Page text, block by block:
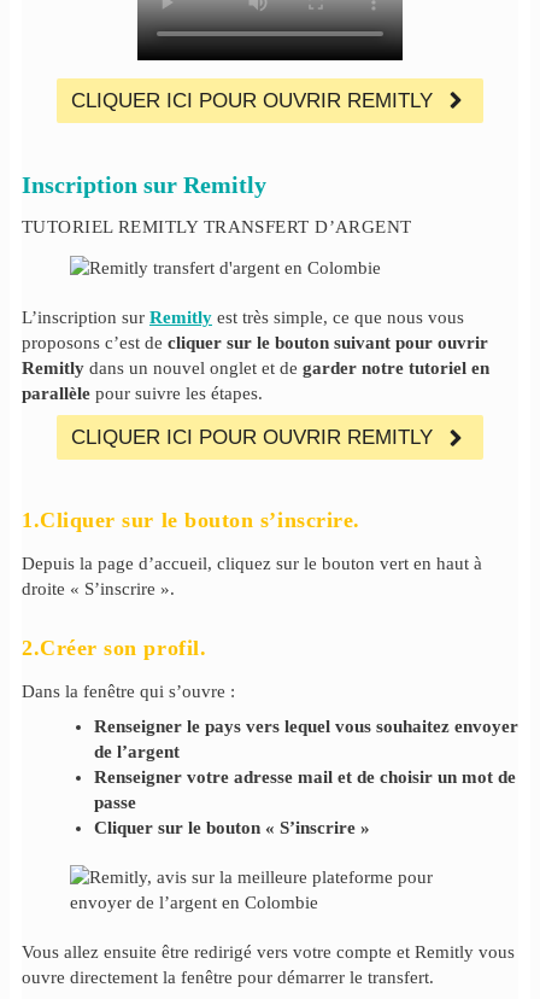
CLIQUER ICI POUR OUVRIR REMITLY
Inscription sur Remitly
TUTORIEL REMITLY TRANSFERT D’ARGENT
L’inscription sur Remitly est très simple, ce que nous vous
proposons c’est de cliquer sur le bouton suivant pour ouvrir
Remitly dans un nouvel onglet et de garder notre tutoriel en
parallèle pour suivre les étapes.
CLIQUER ICI POUR OUVRIR REMITLY
1.Cliquer sur le bouton s’inscrire.
Depuis la page d’accueil, cliquez sur le bouton vert en haut à
droite « S’inscrire ».
2.Créer son profil.
Dans la fenêtre qui s’ouvre :
Renseigner le pays vers lequel vous souhaitez envoyer
de l’argent
Renseigner votre adresse mail et de choisir un mot de
passe
Cliquer sur le bouton « S’inscrire »
Vous allez ensuite être redirigé vers votre compte et Remitly vous
ouvre directement la fenêtre pour démarrer le transfert.